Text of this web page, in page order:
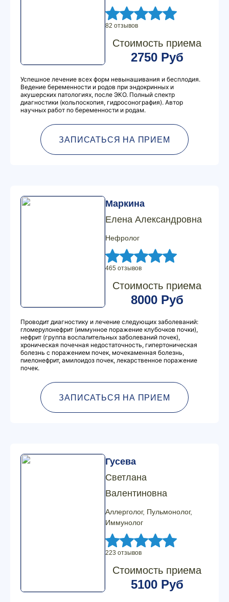
82 отзывов
Стоимость приема
2750 Руб
Успешное лечение всех форм невынашивания и бесплодия.
Ведение беременности и родов при эндокринных и
акушерских патологиях, после ЭКО. Полный спектр
диагностики (кольпоскопия, гидросонография). Автор
научных работ по беременности и родам.
ЗАПИСАТЬСЯ НА ПРИЕМ
Маркина
Елена Александровна
Нефролог
465 отзывов
Стоимость приема
8000 Руб
Проводит диагностику и лечение следующих заболеваний:
гломерулонефрит (иммунное поражение клубочков почки),
нефрит (группа воспалительных заболеваний почек),
хроническая почечная недостаточность, гипертоническая
болезнь с поражением почек, мочекаменная болезнь,
пиелонефрит, амилоидоз почек, лекарственное поражение
почек.
ЗАПИСАТЬСЯ НА ПРИЕМ
Гусева
Светлана
Валентиновна
Аллерголог, Пульмонолог,
Иммунолог
223 отзывов
Стоимость приема
5100 Руб